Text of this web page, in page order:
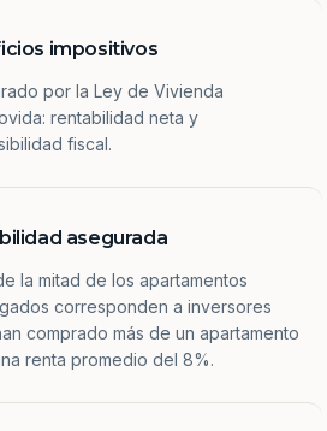
impositivos
por la Ley de Vivienda
rentabilidad neta y
fiscal.
asegurada
la mitad de los apartamentos
corresponden a inversores
comprado más de un apartamento
renta promedio del 8%.